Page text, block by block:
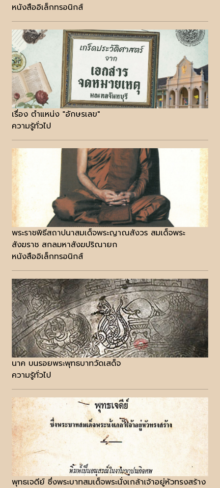
หนังสืออิเล็กทรอนิกส์
เรื่อง ตำแหน่ง "อักษรเลข"
ความรู้ทั่วไป
พระราชพิธีสถาปนาสมเด็จพระญาณสังวร สมเด็จพระ
สังฆราช สกลมหาสังฆปริณายก
หนังสืออิเล็กทรอนิกส์
นาค บนรอยพระพุทธบาทวัดเสด็จ
ความรู้ทั่วไป
พุทธเจดีย์ ซึ่งพระบาทสมเด็จพระนั่งเกล้าเจ้าอยู่หัวทรงสร้าง